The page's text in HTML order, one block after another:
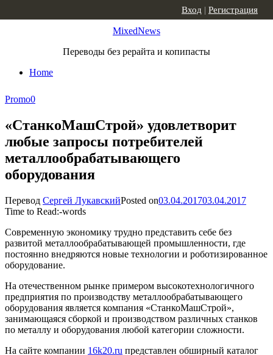
MixedNews
Переводы без рерайта и копипасты
Home
Вход | Регистрация
Promo0
«СтанкоМашСтрой» удовлетворит
любые запросы потребителей
металлообрабатывающего
оборудования
Перевод Сергей ЛукавскийPosted on03.04.201703.04.2017
Time to Read:-words
Современную экономику трудно представить себе без
развитой металлообрабатывающей промышленности, где
постоянно внедряются новые технологии и роботизированное
оборудование.
На отечественном рынке примером высокотехнологичного
предприятия по производству металлообрабатывающего
оборудования является компания «СтанкоМашСтрой»,
занимающаяся сборкой и производством различных станков
по металлу и оборудования любой категории сложности.
На сайте компании 16k20.ru представлен обширный каталог